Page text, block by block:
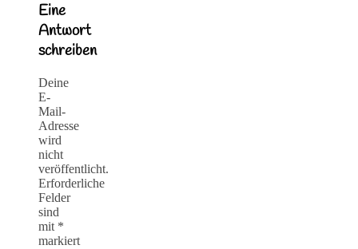
Eine
Antwort
schreiben
Deine
E-
Mail-
Adresse
wird
nicht
veröffentlicht.
Erforderliche
Felder
sind
mit *
markiert